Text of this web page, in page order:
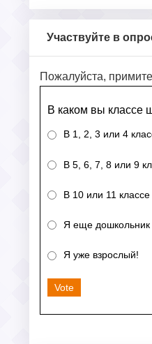
Участвуйте в
Пожалуйста,
В каком вы классе
В 1, 2, 3 или 4
В 5, 6, 7, 8 или 9
В 10 или 11 классе
Я еще дошкольник
Я уже взрослый!
Vote